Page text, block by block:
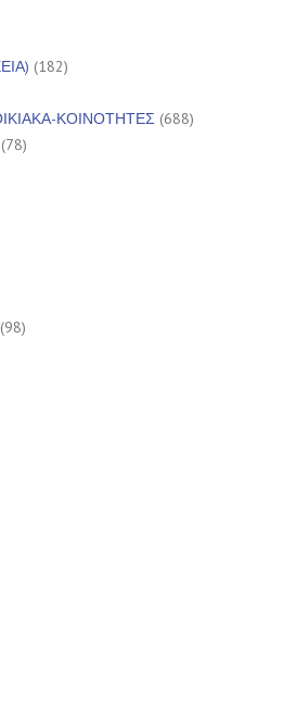
(182)
ΚΟΙΝΟΤΗΤΕΣ (688)
(78)
(98)